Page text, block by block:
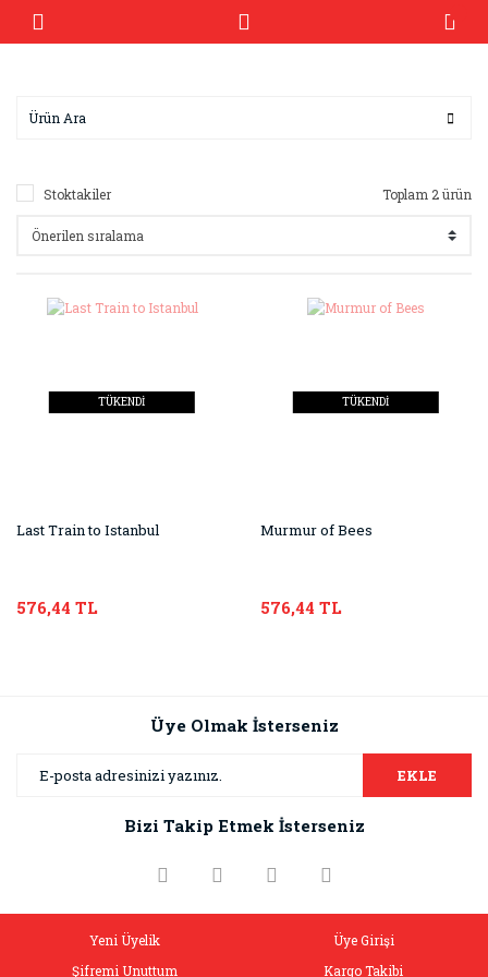
Stoktakiler Toplam 2 ürün
TÜKENDİ
Last Train to Istanbul
576,44 TL
TÜKENDİ
Murmur of Bees
576,44 TL
Üye Olmak İsterseniz
EKLE
Bizi Takip Etmek İsterseniz
Yeni Üyelik
Üye Girişi
Şifremi Unuttum
Kargo Takibi